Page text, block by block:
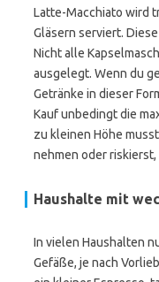
Latte-Macchiato wird
Gläsern serviert.
Nicht alle
ausgelegt. Wenn du
Getränke in dieser
Kauf unbedingt die
zu kleinen Höhe
nehmen oder
Haushalte mit
In vielen Haushalten
Gefäße, je nach